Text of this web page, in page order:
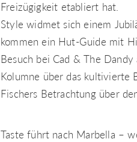
Freizügigkeit etabliert hat.
Style widmet sich einem
kommen ein Hut-Guide mit
Besuch bei Cad & The
Kolumne über das kultivierte
Fischers Betrachtung über
Taste führt nach Marbella –